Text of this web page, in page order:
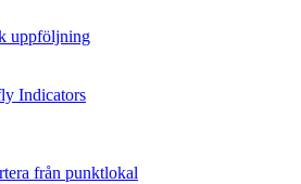
uppföljning
Indicators
från punktlokal